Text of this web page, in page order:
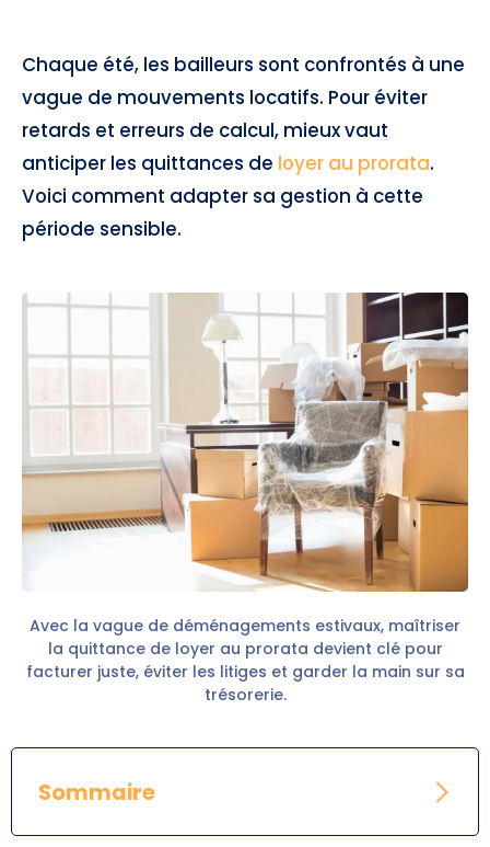
Chaque été, les bailleurs sont confrontés à une
vague de mouvements locatifs. Pour éviter
retards et erreurs de calcul, mieux vaut
anticiper les quittances de loyer au prorata.
Voici comment adapter sa gestion à cette
période sensible.
Avec la vague de déménagements estivaux, maîtriser
la quittance de loyer au prorata devient clé pour
facturer juste, éviter les litiges et garder la main sur sa
trésorerie.
Sommaire